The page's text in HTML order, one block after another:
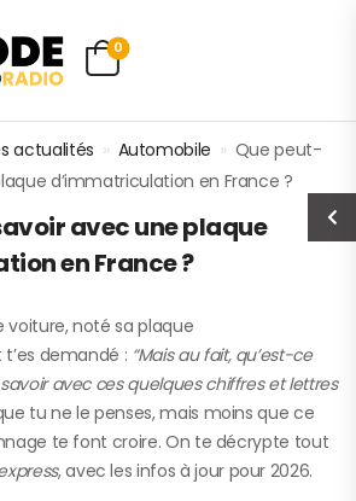
0
actualités » Automobile » Que peut-
d’immatriculation en France ?
avec une plaque
en France ?
voiture, noté sa plaque
demandé : “Mais au fait, qu’est-ce
avec ces quelques chiffres et lettres
tu ne le penses, mais moins que ce
te font croire. On te décrypte tout
, avec les infos à jour pour 2026.